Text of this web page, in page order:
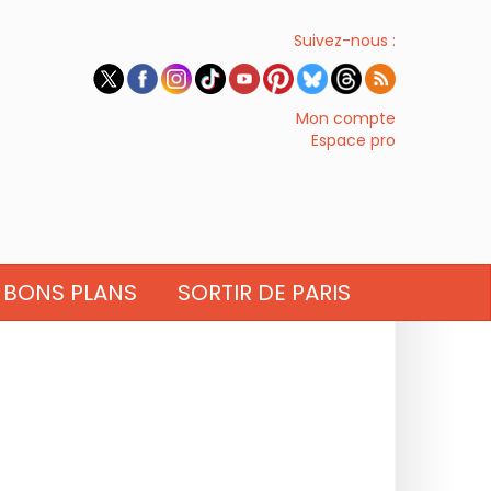
Suivez-nous :
Mon compte
Espace pro
BONS PLANS SORTIR DE PARIS